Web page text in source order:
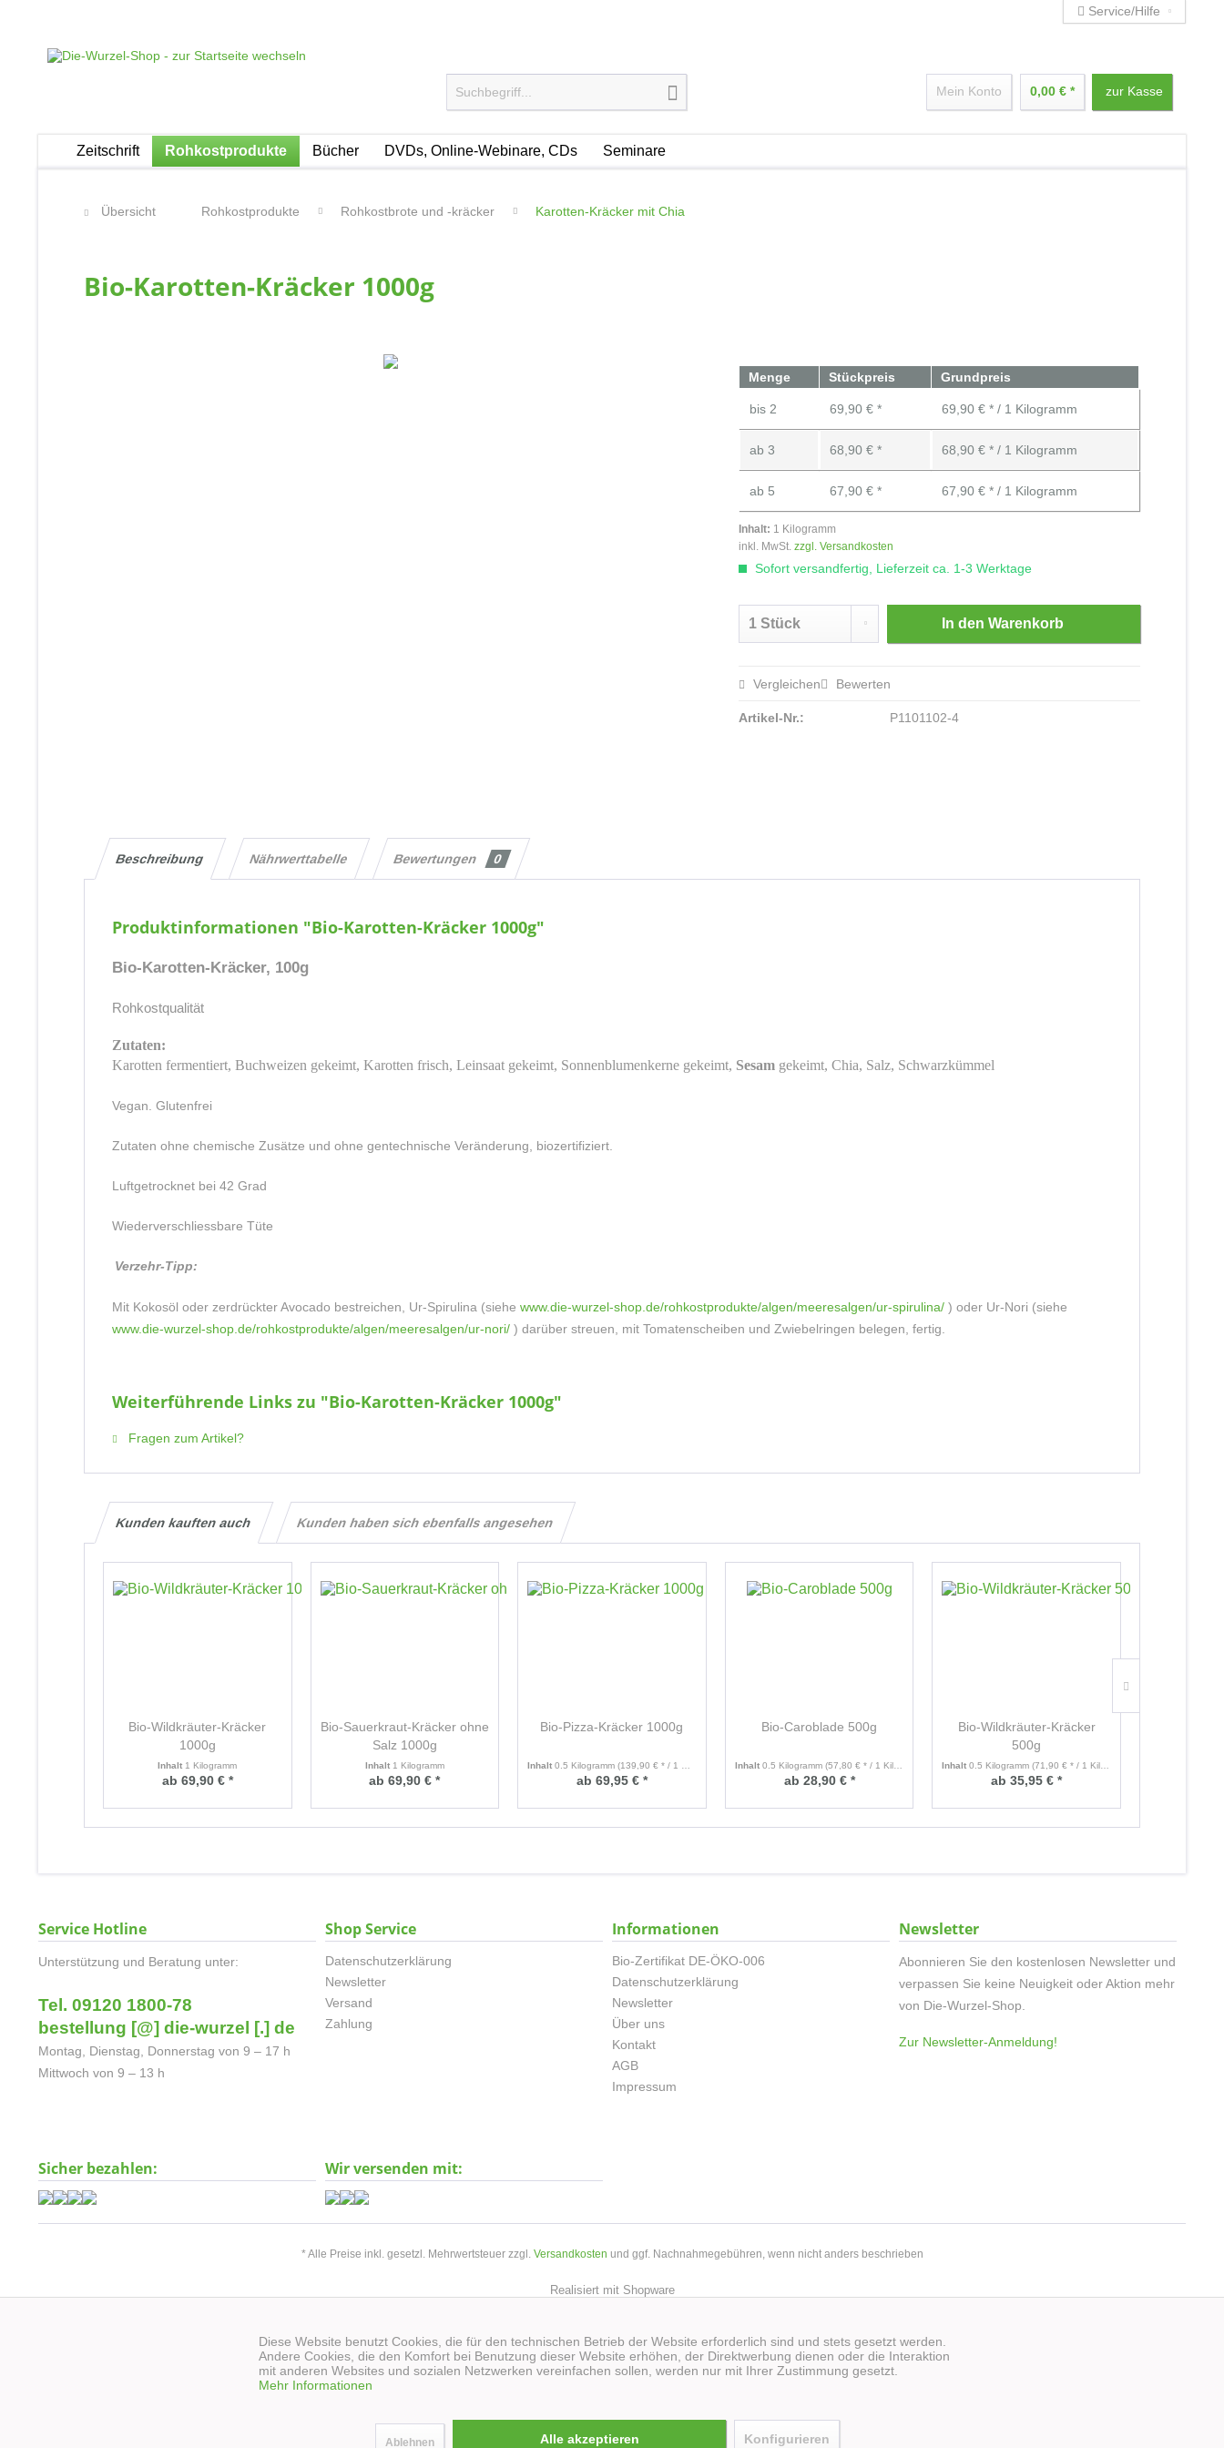
Service/Hilfe
Mein Konto 0,00 € * zur Kasse
Zeitschrift Rohkostprodukte Bücher DVDs, Online-Webinare, CDs Seminare
Übersicht Rohkostprodukte Rohkostbrote und -kräcker Karotten-Kräcker mit Chia
Bio-Karotten-Kräcker 1000g
Menge Stückpreis Grundpreis
bis 2 69,90 € * 69,90 € * / 1 Kilogramm
ab3 68,90 € * 68,90 € * / 1 Kilogramm
ab 5 67,90 € * 67,90 € * / 1 Kilogramm
Inhalt: 1 Kilogramm
inkl. MwSt.zzgl. Versandkosten
Sofort versandfertig, Lieferzeit ca. 1-3 Werktage
In den Warenkorb
Vergleichen Bewerten
Artikel-Nr.: P1101102-4
Beschreibung Nährwerttabelle Bewertungen 0
Produktinformationen "Bio-Karotten-Kräcker 1000g"
Bio-Karotten-Kräcker, 100g
Rohkostqualität
Zutaten:
Karotten fermentiert, Buchweizen gekeimt, Karotten frisch, Leinsaat gekeimt, Sonnenblumenkerne gekeimt, Sesam gekeimt, Chia, Salz, Schwarzkümmel
Vegan. Glutenfrei
Zutaten ohne chemische Zusätze und ohne gentechnische Veränderung, biozertifiziert.
Luftgetrocknet bei 42 Grad
Wiederverschliessbare Tüte
Verzehr-Tipp:
Mit Kokosöl oder zerdrückter Avocado bestreichen, Ur-Spirulina (siehe www.die-wurzel-shop.de/rohkostprodukte/algen/meeresalgen/ur-spirulina/ ) oder Ur-Nori (siehe
www.die-wurzel-shop.de/rohkostprodukte/algen/meeresalgen/ur-nori/ ) darüber streuen, mit Tomatenscheiben und Zwiebelringen belegen, fertig.
Weiterführende Links zu "Bio-Karotten-Kräcker 1000g"
Fragen zum Artikel?
Kunden kauften auch Kunden haben sich ebenfalls angesehen
Bio-Wildkräuter-Kräcker
1000g
Inhalt 1 Kilogramm
ab 69,90 € *
Bio-Sauerkraut-Kräcker ohne
Salz 1000g
Inhalt 1 Kilogramm
ab 69,90 € *
Bio-Pizza-Kräcker 1000g
Inhalt0.5 Kilogramm(139,90 € * / 1 Kilogramm)
ab 69,95 € *
Bio-Caroblade 500g
Inhalt 0.5 Kilogramm (57,80 € * / 1 Kilogramm)
ab 28,90 € *
Bio-Wildkräuter-Kräcker
500g
Inhalt0.5 Kilogramm(71,90 € * / 1 Kilogramm)
ab 35,95 € *
Service Hotline
Unterstützung und Beratung unter:
Tel. 09120 1800-78
bestellung [@] die-wurzel [.] de
Montag, Dienstag, Donnerstag von 9 – 17 h
Mittwoch von 9 – 13 h
Shop Service
Datenschutzerklärung
Newsletter
Versand
Zahlung
Informationen
Bio-Zertifikat DE-ÖKO-006
Datenschutzerklärung
Newsletter
Über uns
Kontakt
AGB
Impressum
Newsletter
Abonnieren Sie den kostenlosen Newsletter und
verpassen Sie keine Neuigkeit oder Aktion mehr
von Die-Wurzel-Shop.
Zur Newsletter-Anmeldung!
Sicher bezahlen: Wir versenden mit:
* Alle Preise inkl. gesetzl. Mehrwertsteuer zzgl. Versandkosten und ggf. Nachnahmegebühren, wenn nicht anders beschrieben
Realisiert mit Shopware
Diese Website benutzt Cookies, die für den technischen Betrieb der Website erforderlich sind und stets gesetzt werden.
Andere Cookies, die den Komfort bei Benutzung dieser Website erhöhen, der Direktwerbung dienen oder die Interaktion
mit anderen Websites und sozialen Netzwerken vereinfachen sollen, werden nur mit Ihrer Zustimmung gesetzt.
Mehr Informationen
Ablehnen Alle akzeptieren Konfigurieren